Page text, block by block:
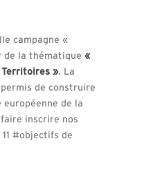
campagne «
de la thématique «
». La
de construire
de la
inscrire nos
#objectifs de